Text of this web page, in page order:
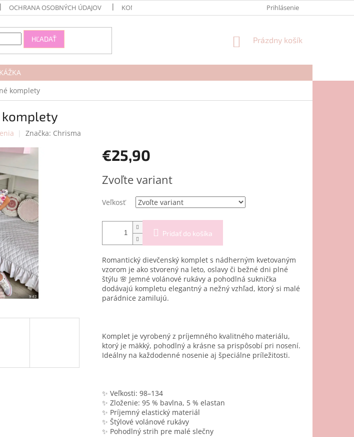
OCHRANA OSOBNÝCH ÚDAJOV KONTAKTY Prihlásenie
HĽADAŤ
NÁKUPNÝ
Prázdny košík
komplety
komplety
Značka: Chrisma
€25,90
cena:
Zvoľte variant
Veľkosť
Pridať do košíka
Romantický dievčenský komplet s nádherným kvetovaným
vzorom je ako stvorený na leto, oslavy či bežné dni plné
štýlu 🌸 Jemné volánové rukávy a pohodlná suknička
dodávajú kompletu elegantný a nežný vzhľad, ktorý si malé
parádnice zamilujú.
Komplet je vyrobený z príjemného kvalitného materiálu,
ktorý je mäkký, pohodlný a krásne sa prispôsobí pri nosení.
Ideálny na každodenné nosenie aj špeciálne príležitosti.
✨ Veľkosti: 98–134
✨ Zloženie: 95 % bavlna, 5 % elastan
✨ Príjemný elastický materiál
✨ Štýlové volánové rukávy
✨ Pohodlný strih pre malé slečny